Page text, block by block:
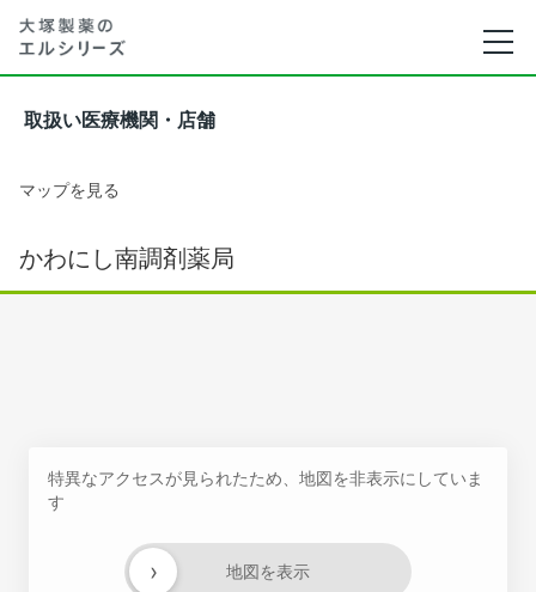
取扱い医療機関・店舗
マップを見る
かわにし南調剤薬局
特異なアクセスが見られたため、地図を非表示にしていま
す
地図を表示
›